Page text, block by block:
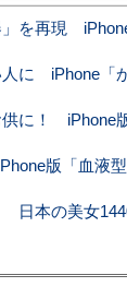
を再現
に iPhone「
供に！ iPhone
版「血液型
日本の美女